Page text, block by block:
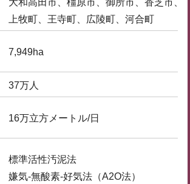
大和高田市、橿原市、御所市、香芝市、
上牧町、王寺町、広陵町、河合町
7,949ha
37万人
16万立方メートル/日
標準活性汚泥法
嫌気-無酸素-好気法（A2O法）